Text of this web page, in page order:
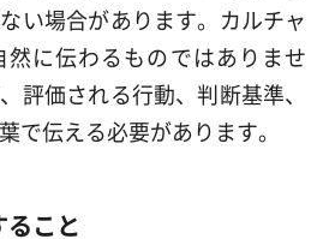
い場合があります。カルチャ
に伝わるものではありませ
評価される行動、判断基準、
で伝える必要があります。
こと